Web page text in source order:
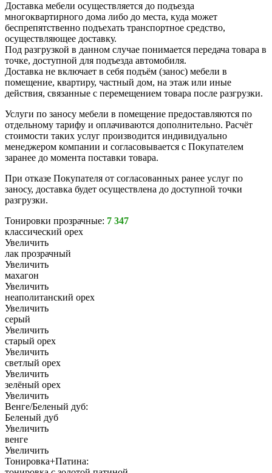
Доставка мебели осуществляется до подъезда
многоквартирного дома либо до места, куда может
беспрепятственно подъехать транспортное средство,
осуществляющее доставку.
Под разгрузкой в данном случае понимается передача товара в
точке, доступной для подъезда автомобиля.
Доставка не включает в себя подъём (занос) мебели в
помещение, квартиру, частный дом, на этаж или иные
действия, связанные с перемещением товара после разгрузки.
Услуги по заносу мебели в помещение предоставляются по
отдельному тарифу и оплачиваются дополнительно. Расчёт
стоимости таких услуг производится индивидуально
менеджером компании и согласовывается с Покупателем
заранее до момента поставки товара.
При отказе Покупателя от согласованных ранее услуг по
заносу, доставка будет осуществлена до доступной точки
разгрузки.
Тонировки прозрачные: 7 347
классический орех
Увеличить
лак прозрачный
Увеличить
махагон
Увеличить
неаполитанский орех
Увеличить
серый
Увеличить
старый орех
Увеличить
светлый орех
Увеличить
зелёный орех
Увеличить
Венге/Беленый дуб:
Беленый дуб
Увеличить
венге
Увеличить
Тонировка+Патина: